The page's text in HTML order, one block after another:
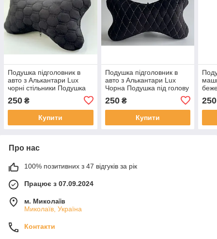
Подушка підголовник в
авто з Алькантари Lux
чорні стільники Подушка
подушечка під шию
250 ₴
Купити
Подушка підголовник в
авто з Алькантари Lux
Чорна Подушка під голову
в машину подушечка під
шию в автомобіль
250₴
Купити
250
Про нас
100% позитивних з 47 відгуків за рік
Працює з 07.09.2024
м. Миколаїв
Миколаїв, Україна
Контакти